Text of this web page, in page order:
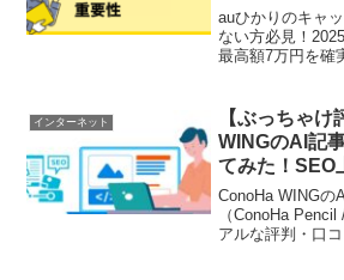
び方を解説
auひかりのキャ
ない方必見！
最高額7万円を確
い方法も。
インターネット
【ぶっちゃ
WINGのAI記
てみた！SEO
コミを徹底レ
ConoHa WINGの
（ConoHa
アルな評判・口